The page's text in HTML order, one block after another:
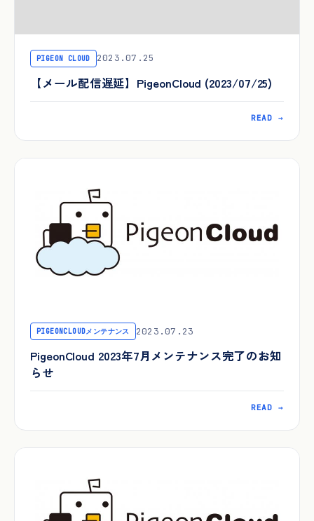
PIGEON CLOUD 2023.07.25
【メール配信遅延】PigeonCloud (2023/07/25)
READ →
PIGEONCLOUDメンテナンス 2023.07.23
PigeonCloud 2023年7月メンテナンス完了のお知
らせ
READ →